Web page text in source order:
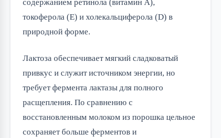
содержанием ретинола (витамин А),
токоферола (Е) и холекальциферола (D) в
природной форме.
Лактоза обеспечивает мягкий сладковатый
привкус и служит источником энергии, но
требует фермента лактазы для полного
расщепления. По сравнению с
восстановленным молоком из порошка цельное
сохраняет больше ферментов и